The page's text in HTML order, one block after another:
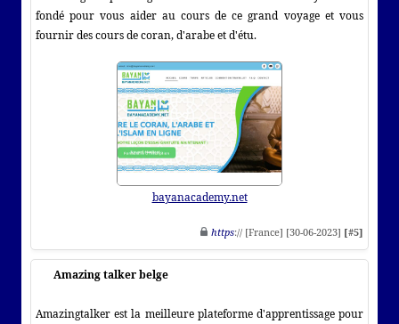
fondé pour vous aider au cours de ce grand voyage et vous
fournir des cours de coran, d'arabe et d'étu.
bayanacademy.net
https:// [France] [30-06-2023] [#5]
Amazing talker belge
Amazingtalker est la meilleure plateforme d'apprentissage pour